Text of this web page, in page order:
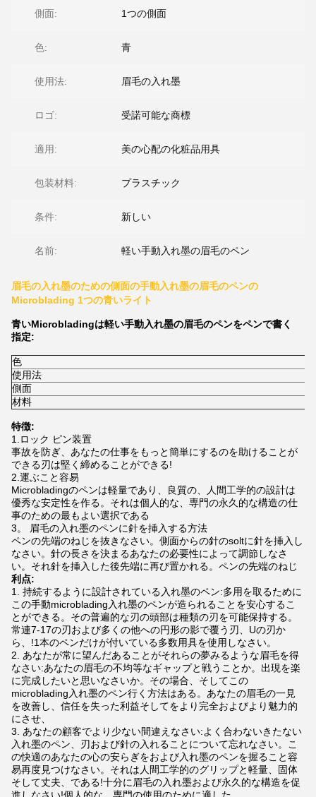
側面: 1つの側面
色: 青
使用法: 眉毛の入れ墨
ロゴ: 受諾可能な商標
適用: 美の心配の化粧品用具
包装材料: プラスチック
条件: 新しい
名前: 軽い手動入れ墨の眉毛のペン
眉毛の入れ墨のための側面の手動入れ墨の眉毛のペンの
Microblading 1つの青いライト
青いMicrobladingは軽い手動入れ墨の眉毛のペンをペンで書く
指定:
色
使用法
側面
材料
特徴:
1.ロック ピン装置
事故を防ぎ、あなたの仕事をもっと簡単にするのを助けることが
できる刃は堅く締めることができる!
2.運ぶこと容易
Microbladingのペンは軽量であり、良質の、人間工学的の設計は
優秀な安定性を作る。それは個人的な、専門の永久的な構造の仕
事のための最もよい選択である
3。 眉毛の入れ墨のペンに針を挿入する方法
ペンの先端のねじを抜きなさい。側面からの針のsoltに針を挿入し
なさい。針の長さを決まるあなたの必要性によって調節しなさ
い。それ針を挿入した後先端に再び置かれる。ペンの先端のねじ
利点:
1. 持続するように設計されている入れ墨のペン:多用を取るために
この手動microblading入れ墨のペンが造られることを安心するこ
とができる。その普遍的な刃の頭部は種類の刃を可能保持する。
常連7-17の刃および多くの他への円形の影で覆う刃、Uの刃か
ら、!1本のペンだけが付いている多数用具を使用しなさい。
2. あなたが常に望んだあることがそれらの夢みるような眉毛を得
なさい:あなたの眉毛の不均等なギャップと戦うことか。出現を楽
に完成したいと思いなさいか。その場合、そしてこの
microblading入れ墨のペン行く方法はある。あなたの眉毛の一見
を改善し、信任を失った利益そしてをより完全およびより魅力的
にさせ、
3. あなたの顧客でより少ない間違えなさい:よく合わないきたない
入れ墨のペン、刃および針の入れることについて忘れなさい。こ
の快適のあなたの心の安らぎをおよび入れ墨のペンを握ること容
易再度見つけなさい。それは人間工学的のグリップと軽量、固体
そして丈夫、である!十分に眉毛の入れ墨および永久的な構造を促